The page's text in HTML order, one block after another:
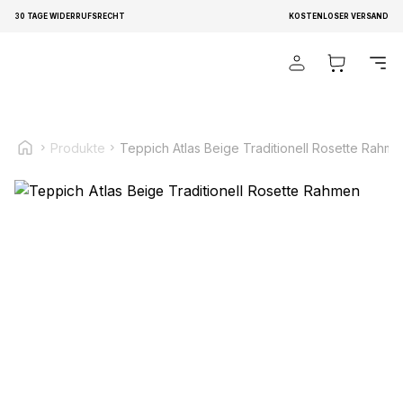
30 TAGE WIDERRUFSRECHT KOSTENLOSER VERSAND
Produkte Teppich Atlas Beige Traditionell Rosette
Wir verwenden Cookies, um Inhalte und Anzeigen zu
unserer Website an unsere Partner für soziale Medien,
Informationen mit weiteren Daten zusammenführen, die Sie
ihnen bereitgestellt haben oder die sie im Rahmen Ihrer